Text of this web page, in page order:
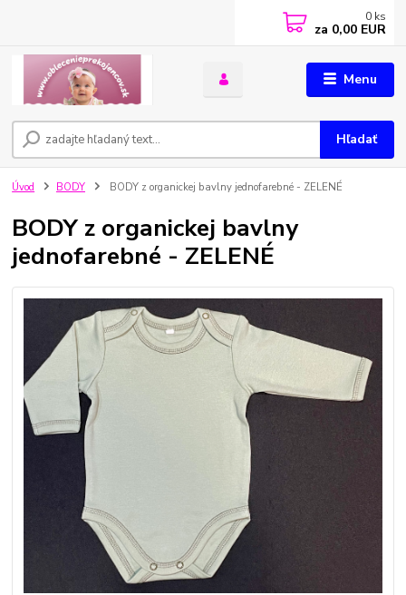
Menu
Hľadať
0 ks
za 0,00 EUR
Úvod BODY BODY z organickej bavlny jednofarebné - ZELENÉ
BODY z organickej bavlny
jednofarebné - ZELENÉ